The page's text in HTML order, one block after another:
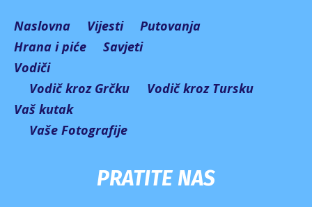
Naslovna Vijesti
Putovanja
Hrana i piće
Savjeti
Vodiči
Vodič kroz Grčku
Vodič kroz Tursku
Vaš kutak
Vaše Fotografije
PRATITE NAS